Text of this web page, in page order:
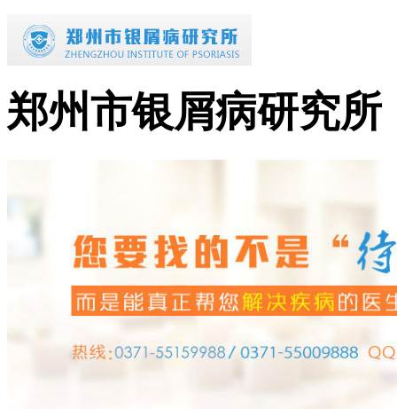
郑州市银屑病研究所